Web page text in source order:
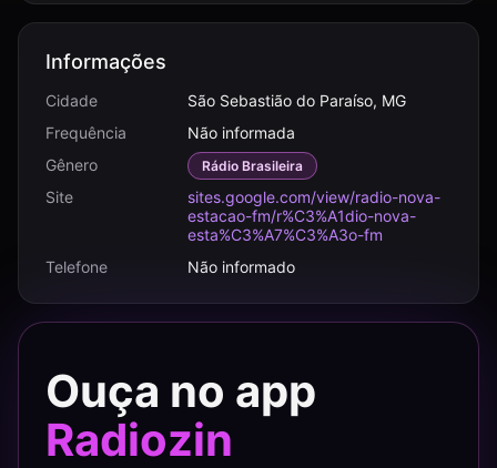
Informações
Cidade
São Sebastião do Paraíso, MG
Frequência
Não informada
Gênero
Rádio Brasileira
Site
sites.google.com/view/radio-nova-
estacao-fm/r%C3%A1dio-nova-
esta%C3%A7%C3%A3o-fm
Telefone
Não informado
Ouça no app
Radiozin